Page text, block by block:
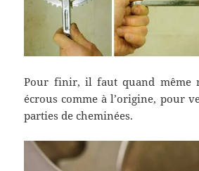
Pour finir, il faut quand même
écrous comme à l’origine, pour
parties de cheminées.